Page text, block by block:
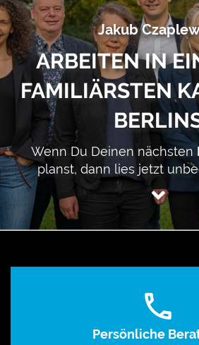
Jakub
ARBEITEN IN
FAMILIÄRSTEN
Wenn Du Deinen nächsten
planst, dann lies jetzt
Persönliche